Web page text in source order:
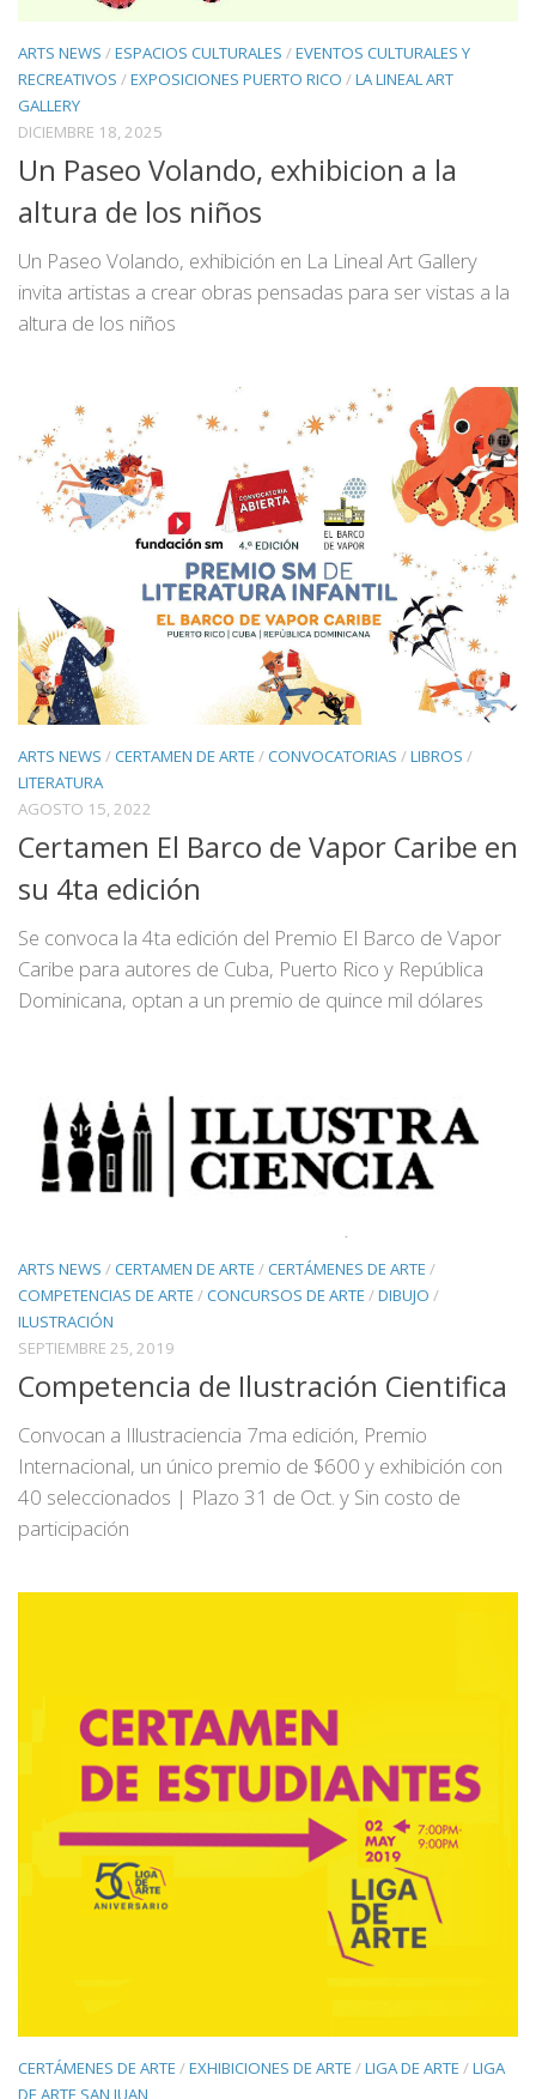
ARTS NEWS /ESPACIOS CULTURALES /EVENTOS CULTURALES Y
RECREATIVOS /EXPOSICIONES PUERTO RICO /LA LINEAL ART
GALLERY
DICIEMBRE 18, 2025
Un Paseo Volando, exhibicion a la
altura de los niños
Un Paseo Volando, exhibición en La Lineal Art Gallery
invita artistas a crear obras pensadas para ser vistas a la
altura de los niños
ARTS NEWS /CERTAMEN DE ARTE /CONVOCATORIAS /LIBROS /
LITERATURA
AGOSTO 15, 2022
Certamen El Barco de Vapor Caribe en
su 4ta edición
Se convoca la 4ta edición del Premio El Barco de Vapor
Caribe para autores de Cuba, Puerto Rico y República
Dominicana, optan a un premio de quince mil dólares
ARTS NEWS /CERTAMEN DE ARTE /CERTÁMENES DE ARTE /
COMPETENCIAS DE ARTE /CONCURSOS DE ARTE /DIBUJO /
ILUSTRACIÓN
SEPTIEMBRE 25, 2019
Competencia de Ilustración Cientifica
Convocan a Illustraciencia 7ma edición, Premio
Internacional, un único premio de $600 y exhibición con
40 seleccionados | Plazo 31 de Oct. y Sin costo de
participación
CERTÁMENES DE ARTE /EXHIBICIONES DE ARTE /LIGA DE ARTE /LIGA
DE ARTE SAN JUAN